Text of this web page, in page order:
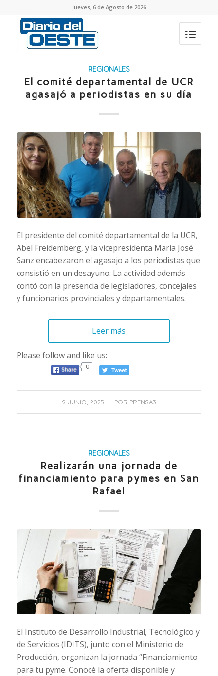
Jueves, 6 de Agosto de 2026
REGIONALES
El comité departamental de UCR
agasajó a periodistas en su día
El presidente del comité departamental de la UCR,
Abel Freidemberg, y la vicepresidenta María José
Sanz encabezaron el agasajo a los periodistas que
consistió en un desayuno. La actividad además
contó con la presencia de legisladores, concejales
y funcionarios provinciales y departamentales.
Leer más
Please follow and like us:
0
9 JUNIO, 2025
/ POR PRENSA3
REGIONALES
Realizarán una jornada de
financiamiento para pymes en San
Rafael
El Instituto de Desarrollo Industrial, Tecnológico y
de Servicios (IDITS), junto con el Ministerio de
Producción, organizan la jornada “Financiamiento
para tu pyme. Conocé la oferta disponible y